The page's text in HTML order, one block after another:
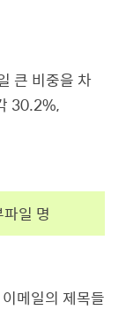
큰 비중을 차
30.2%,
일 명
메일의 제목들